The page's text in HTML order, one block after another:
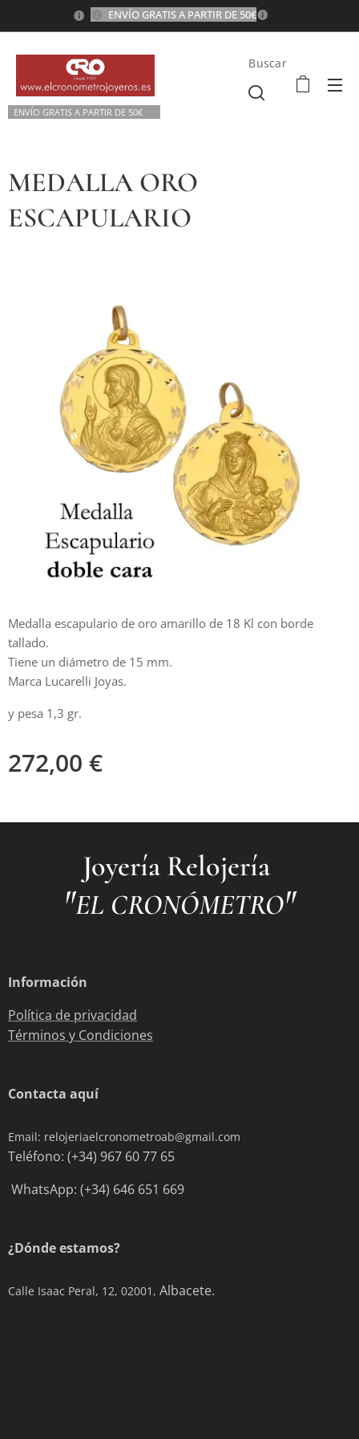
ENVÍO GRATIS A PARTIR DE 50€
ENVÍO GRATIS A PARTIR DE 50€💫
Buscar
MEDALLA ORO
ESCAPULARIO
Medalla escapulario de oro amarillo de 18 Kl con borde
tallado.
Tiene un diámetro de 15 mm.
Marca Lucarelli Joyas.
y pesa 1,3 gr.
272,00 €
Joyería Relojería
"EL CRONÓMETRO"
Información
Política de privacidad
Términos y Condiciones
Contacta aquí
Email: relojeriaelcronometroab@gmail.com
Teléfono: (+34) 967 60 77 65
WhatsApp: (+34) 646 651 669
¿Dónde estamos?
Calle Isaac Peral, 12, 02001, Albacete.